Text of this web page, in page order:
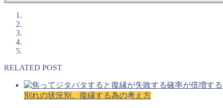
RELATED POST
別れの状況別、復縁する為の考え方